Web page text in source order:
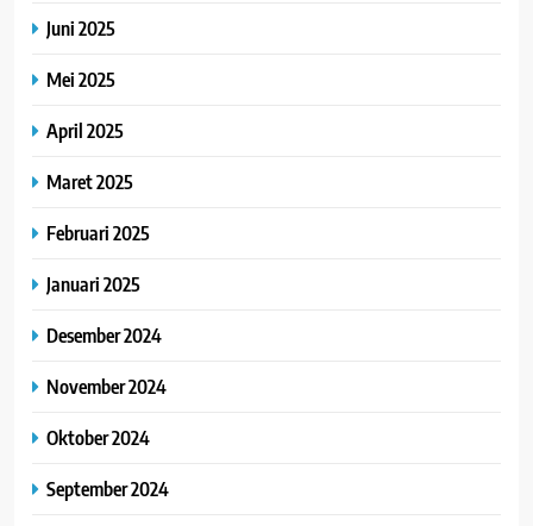
Juni 2025
Mei 2025
April 2025
Maret 2025
Februari 2025
Januari 2025
Desember 2024
November 2024
Oktober 2024
September 2024